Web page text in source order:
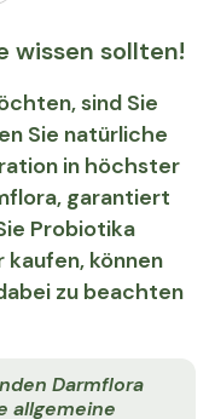
wissen sollten!
sind Sie
Sie natürliche
in höchster
garantiert
Probiotika
kaufen, können
zu beachten
Darmflora
allgemeine